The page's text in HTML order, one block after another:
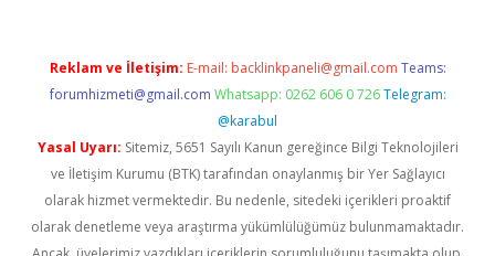
Reklam ve İletişim: E-mail: backlinkpaneli@gmail.com Teams:
forumhizmeti@gmail.com Whatsapp: 0262 606 0 726 Telegram:
@karabul
Yasal Uyarı: Sitemiz, 5651 Sayılı Kanun gereğince Bilgi Teknolojileri
ve İletişim Kurumu (BTK) tarafından onaylanmış bir Yer Sağlayıcı
olarak hizmet vermektedir. Bu nedenle, sitedeki içerikleri proaktif
olarak denetleme veya araştırma yükümlülüğümüz bulunmamaktadır.